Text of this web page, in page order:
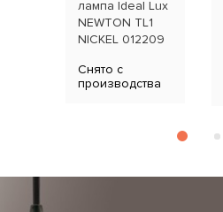
лампа Ideal Lux
NEWTON TL1
NICKEL 012209
Снято с
производства